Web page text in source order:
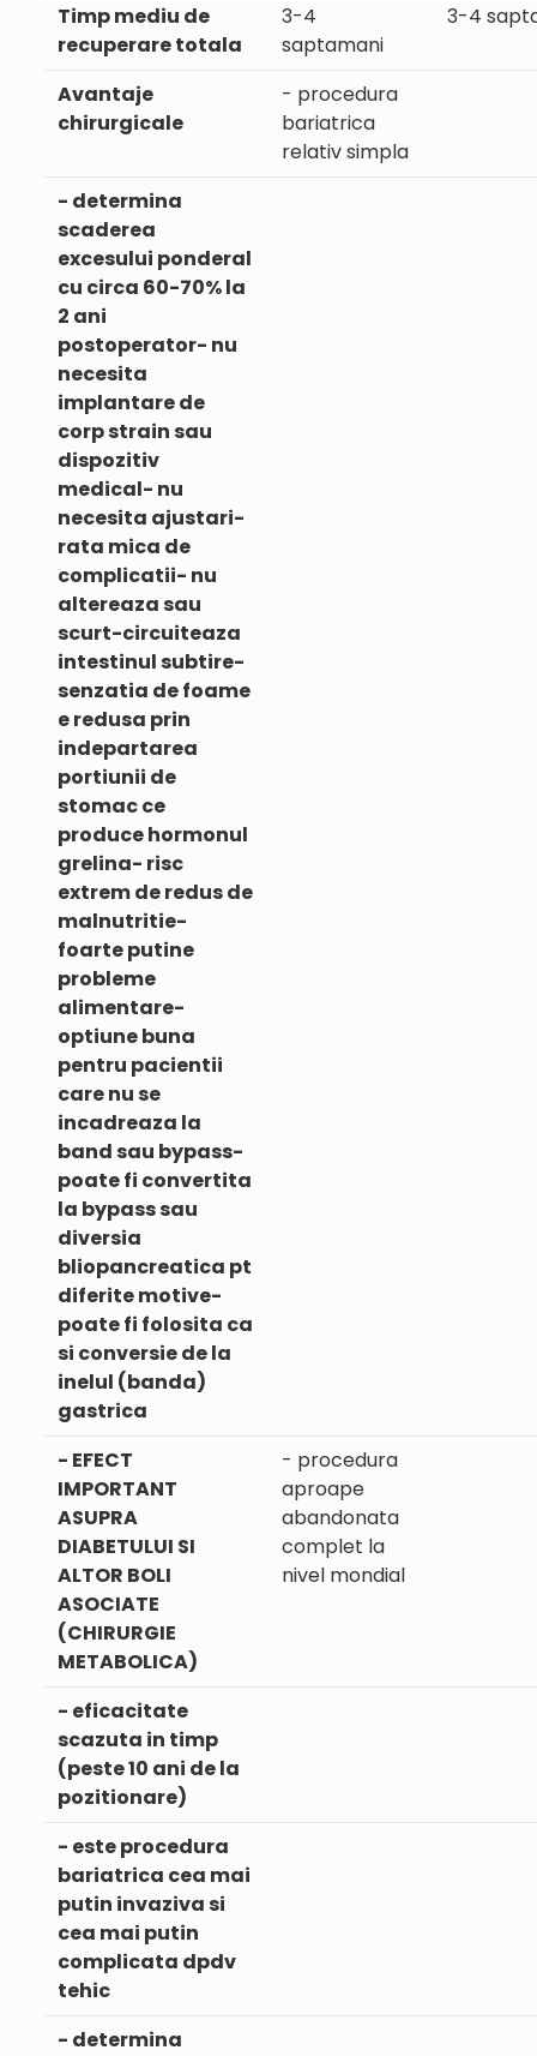
Timp mediu de
recuperare totala
3-4
saptamani
3-4
Avantaje
chirurgicale
- procedura
bariatrica
relativ simpla
- determina
scaderea
excesului ponderal
cu circa 60-70% la
2 ani
postoperator- nu
necesita
implantare de
corp strain sau
dispozitiv
medical- nu
necesita ajustari-
rata mica de
complicatii- nu
altereaza sau
scurt-circuiteaza
intestinul subtire-
senzatia de foame
e redusa prin
indepartarea
portiunii de
stomac ce
produce hormonul
grelina- risc
extrem de redus de
malnutritie-
foarte putine
probleme
alimentare-
optiune buna
pentru pacientii
care nu se
incadreaza la
band sau bypass-
poate fi convertita
la bypass sau
diversia
bliopancreatica pt
diferite motive-
poate fi folosita ca
si conversie de la
inelul (banda)
gastrica
- EFECT
IMPORTANT
ASUPRA
DIABETULUI SI
ALTOR BOLI
ASOCIATE
(CHIRURGIE
METABOLICA)
- procedura
aproape
abandonata
complet la
nivel mondial
- eficacitate
scazuta in timp
(peste 10 ani de la
pozitionare)
- este procedura
bariatrica cea mai
putin invaziva si
cea mai putin
complicata dpdv
tehic
- determina